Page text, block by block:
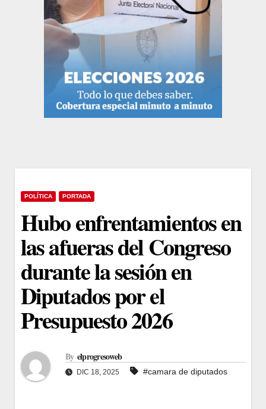
POLÍTICA PORTADA
Hubo enfrentamientos en
las afueras del Congreso
durante la sesión en
Diputados por el
Presupuesto 2026
By elprogresoweb
DIC 18, 2025 #camara de diputados